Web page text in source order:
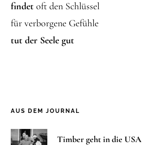
findet oft den Schlüssel
für verborgene Gefühle
tut der Seele gut
AUS DEM JOURNAL
Timber geht in die USA